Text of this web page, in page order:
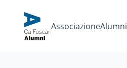
AssociazioneAlumni